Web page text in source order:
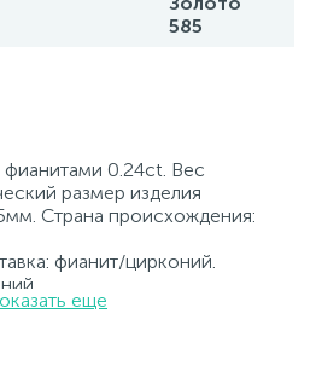
585
0.24ct. Вес
размер изделия
Страна происхождения:
фианит/цирконий.
представленные на нашем
еще